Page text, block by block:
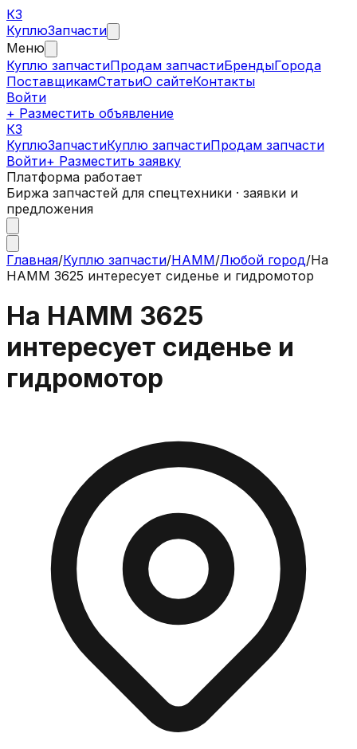
КЗ
КуплюЗапчасти
Меню
Куплю запчастиПродам запчастиБрендыГорода
ПоставщикамСтатьиО сайтеКонтакты
Войти
+ Разместить объявление
КЗ
КуплюЗапчастиКуплю запчастиПродам запчасти
Войти+ Разместить заявку
Платформа работает
Биржа запчастей для спецтехники · заявки и
предложения
Главная/Куплю запчасти/HAMM/Любой город/На
HAMM 3625 интересует сиденье и гидромотор
На HAMM 3625
интересует сиденье и
гидромотор